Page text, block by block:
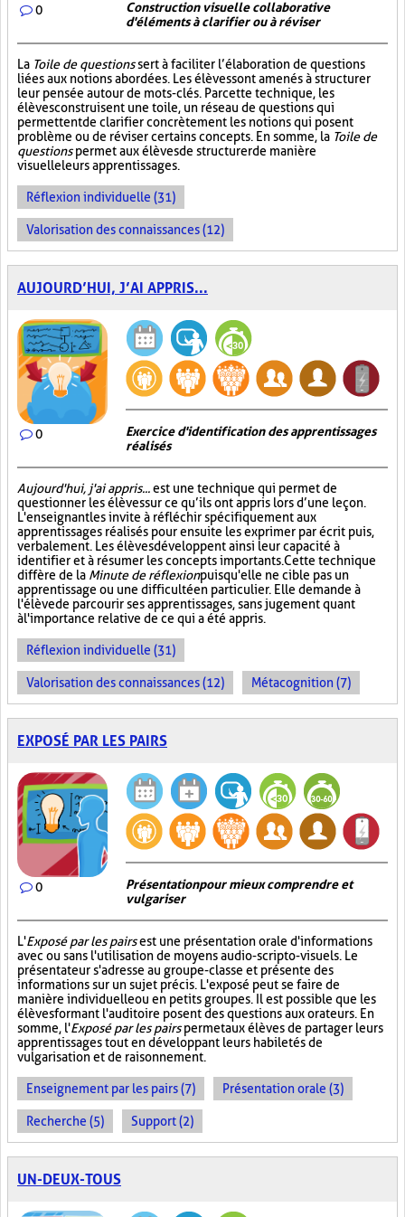
0
Construction visuelle collaborative
d'éléments à clarifier ou à réviser
La Toile de questionssert à faciliter l’élaboration de questions
liées aux notions abordées. Les élèves sont amenés à structurer
leur pensée autour de mots-clés. Par cette technique, les
élèves construisent une toile, un réseau de questions qui
permettent de clarifier concrètement les notions qui posent
problème ou de réviser certains concepts. En somme, la Toile de
questionspermet aux élèves de structurer de manière
visuelle leurs apprentissages.
Réflexion individuelle (31)
Valorisation des connaissances (12)
AUJOURD’HUI, J’AI APPRIS...
0
Exercice d'identification des apprentissages
réalisés
Aujourd'hui, j'ai appris...est une technique qui permet de
questionner les élèves sur ce qu’ils ont appris lors d’une leçon.
L'enseignant les invite à réfléchir spécifiquement aux
apprentissages réalisés pour ensuite les exprimer par écrit puis,
verbalement. Les élèves développent ainsi leur capacité à
identifier et à résumer les concepts importants. Cette technique
diffère de la Minute de réflexionpuisqu'elle ne cible pas un
apprentissage ou une difficulté en particulier. Elle demande à
l'élève de parcourir ses apprentissages, sans jugement quant
à l'importance relative de ce qui a été appris.
Réflexion individuelle (31)
Valorisation des connaissances (12) Métacognition (7)
EXPOSÉ PAR LES PAIRS
0
Présentation pour mieux comprendre et
vulgariser
L'Exposé par les pairsest une présentation orale d'informations
avec ou sans l'utilisation de moyens audio-scripto-visuels. Le
présentateur s'adresse au groupe-classe et présente des
informations sur un sujet précis. L'exposé peut se faire de
manière individuelle ou en petits groupes. Il est possible que les
élèves formant l'auditoire posent des questions aux orateurs. En
somme, l'Exposé par les pairspermet aux élèves de partager leurs
apprentissages tout en développant leurs habiletés de
vulgarisation et de raisonnement.
Enseignement par les pairs (7) Présentation orale (3)
Recherche (5) Support (2)
UN-DEUX-TOUS